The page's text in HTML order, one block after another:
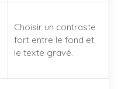
Choisir un contraste
fort entre le fond et
le texte gravé.